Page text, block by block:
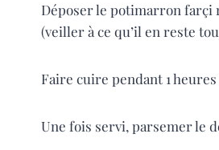
Déposer le potimarron farçi
(veiller à ce qu’il en reste
Faire cuire pendant 1
Une fois servi, parsemer le